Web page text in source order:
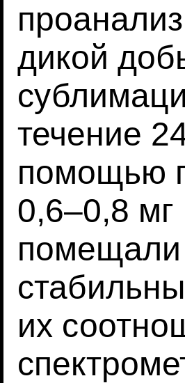
дикой
течение
помощью
0,6–0,8 мг
их